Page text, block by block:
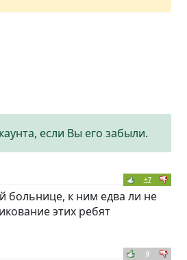
если Вы его забыли.
+7
к ним едва ли не
этих ребят
0